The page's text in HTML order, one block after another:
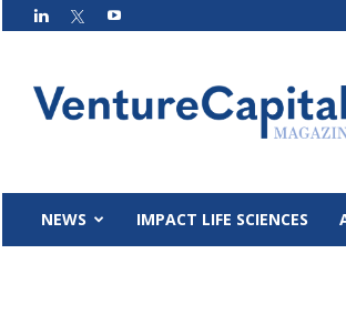
Magazin
NEWS IMPACT LIFE SCIENCES